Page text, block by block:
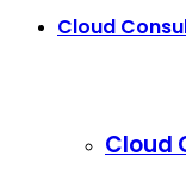
Cloud
Cloud